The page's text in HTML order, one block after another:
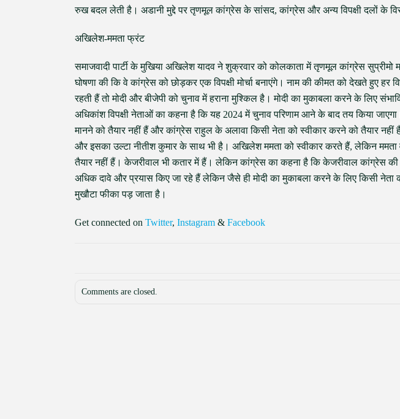
रुख बदल लेती है। अडानी मुद्दे पर तृणमूल कांग्रेस के सांसद, कांग्रेस और अन्य विपक्षी दलों के
अखिलेश-ममता फ्रंट
समाजवादी पार्टी के मुखिया अखिलेश यादव ने शुक्रवार को कोलकाता में तृणमूल कांग्रेस सुप्रीमो
घोषणा की कि वे कांग्रेस को छोड़कर एक विपक्षी मोर्चा बनाएंगे। नाम की कीमत को देखते हुए हर
रहती हैं तो मोदी और बीजेपी को चुनाव में हराना मुश्किल है। मोदी का मुकाबला करने के लिए
अधिकांश विपक्षी नेताओं का कहना है कि यह 2024 में चुनाव परिणाम आने के बाद तय किया
मानने को तैयार नहीं हैं और कांग्रेस राहुल के अलावा किसी नेता को स्वीकार करने को तैयार
और इसका उल्टा नीतीश कुमार के साथ भी है। अखिलेश ममता को स्वीकार करते हैं, लेकिन ममता
तैयार नहीं हैं। केजरीवाल भी कतार में हैं। लेकिन कांग्रेस का कहना है कि केजरीवाल कांग्रेस की
अधिक दावे और प्रयास किए जा रहे हैं लेकिन जैसे ही मोदी का मुकाबला करने के लिए किसी
मुखौटा फीका पड़ जाता है।
Get connected on Twitter, Instagram & Facebook
Comments are closed.